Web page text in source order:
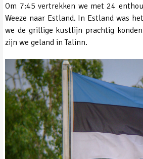
Om 7:45 vertrekken we met 24
Weeze naar Estland. In Estland was
we de grillige kustlijn prachtig
zijn we geland in Talinn.